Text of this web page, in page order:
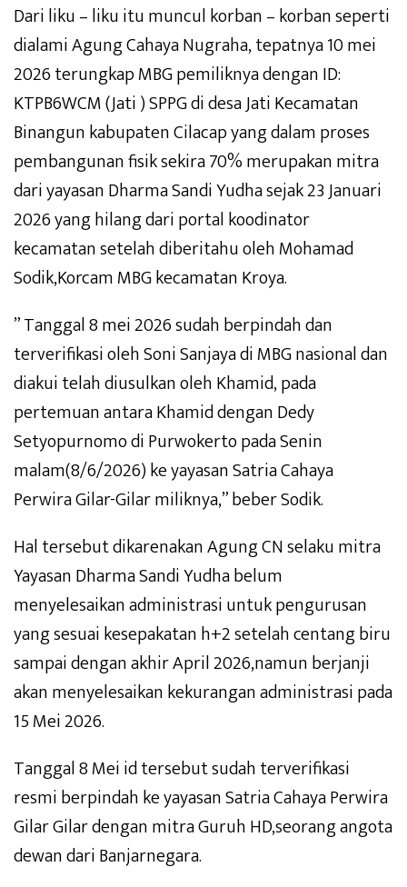
Dari liku – liku itu muncul korban – korban seperti
dialami Agung Cahaya Nugraha, tepatnya 10 mei
2026 terungkap MBG pemiliknya dengan ID:
KTPB6WCM (Jati ) SPPG di desa Jati Kecamatan
Binangun kabupaten Cilacap yang dalam proses
pembangunan fisik sekira 70% merupakan mitra
dari yayasan Dharma Sandi Yudha sejak 23 Januari
2026 yang hilang dari portal koodinator
kecamatan setelah diberitahu oleh Mohamad
Sodik,Korcam MBG kecamatan Kroya.
” Tanggal 8 mei 2026 sudah berpindah dan
terverifikasi oleh Soni Sanjaya di MBG nasional dan
diakui telah diusulkan oleh Khamid, pada
pertemuan antara Khamid dengan Dedy
Setyopurnomo di Purwokerto pada Senin
malam(8/6/2026) ke yayasan Satria Cahaya
Perwira Gilar-Gilar miliknya,” beber Sodik.
Hal tersebut dikarenakan Agung CN selaku mitra
Yayasan Dharma Sandi Yudha belum
menyelesaikan administrasi untuk pengurusan
yang sesuai kesepakatan h+2 setelah centang biru
sampai dengan akhir April 2026,namun berjanji
akan menyelesaikan kekurangan administrasi pada
15 Mei 2026.
Tanggal 8 Mei id tersebut sudah terverifikasi
resmi berpindah ke yayasan Satria Cahaya Perwira
Gilar Gilar dengan mitra Guruh HD,seorang angota
dewan dari Banjarnegara.